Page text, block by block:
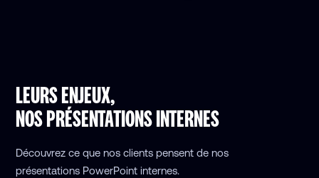
LEURS ENJEUX,
NOS PRÉSENTATIONS INTERNES
Découvrez ce que nos clients pensent de nos
présentations PowerPoint internes.